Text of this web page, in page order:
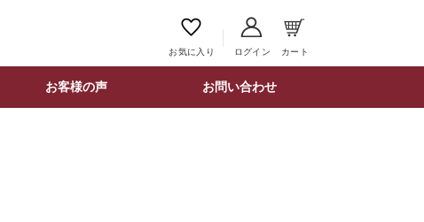
お気に入り ログイン カート
お客様の声 お問い合わせ